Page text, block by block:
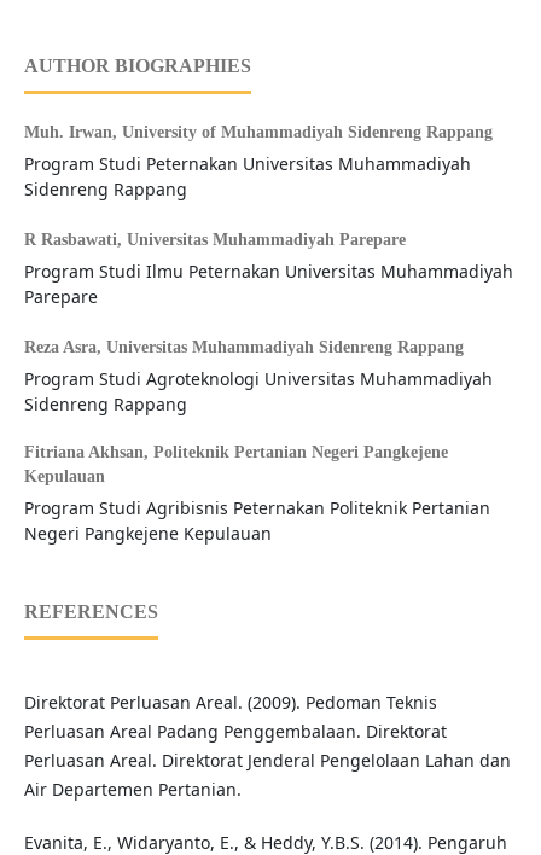
AUTHOR BIOGRAPHIES
Muh. Irwan, University of Muhammadiyah Sidenreng Rappang
Program Studi Peternakan Universitas Muhammadiyah
Sidenreng Rappang
R Rasbawati, Universitas Muhammadiyah Parepare
Program Studi Ilmu Peternakan Universitas Muhammadiyah
Parepare
Reza Asra, Universitas Muhammadiyah Sidenreng Rappang
Program Studi Agroteknologi Universitas Muhammadiyah
Sidenreng Rappang
Fitriana Akhsan, Politeknik Pertanian Negeri Pangkejene
Kepulauan
Program Studi Agribisnis Peternakan Politeknik Pertanian
Negeri Pangkejene Kepulauan
REFERENCES
Direktorat Perluasan Areal. (2009). Pedoman Teknis
Perluasan Areal Padang Penggembalaan. Direktorat
Perluasan Areal. Direktorat Jenderal Pengelolaan Lahan dan
Air Departemen Pertanian.
Evanita, E., Widaryanto, E., & Heddy, Y.B.S. (2014). Pengaruh